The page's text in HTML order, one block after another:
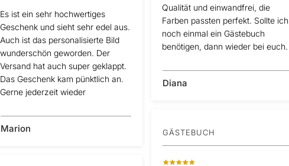
Qualität und einwandfrei, die
Farben passten perfekt. Sollte ich
noch einmal ein Gästebuch
benötigen, dann wieder bei euch.
Diana
Es ist ein sehr hochwertiges
Geschenk und sieht sehr edel aus.
Auch ist das personalisierte Bild
wunderschön geworden. Der
Versand hat auch super geklappt.
Das Geschenk kam pünktlich an.
Gerne jederzeit wieder
Marion GÄSTEBUCH